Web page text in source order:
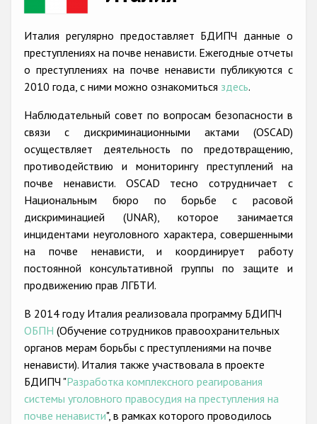
Anti-Roma hate crime
Anti-Semitic hate crime
Other hate crime based on religion or belief
Gender-based hate crime
Anti-LGBTI hate crime
Disability hate crime
Проекты БДИПЧ
Организации гражданского общества
Государства-участники
Италия регулярно предоставляет БДИПЧ данные о
преступлениях на почве ненависти. Ежегодные отчеты
о преступлениях на почве ненависти публикуются с
2010 года, с ними можно ознакомиться здесь.
Наблюдательный совет по вопросам безопасности в
связи с дискриминационными актами (OSCAD)
осуществляет деятельность по предотвращению,
противодействию и мониторингу преступлений на
почве ненависти. OSCAD тесно сотрудничает с
Национальным бюро по борьбе с расовой
дискриминацией (UNAR), которое занимается
инцидентами неуголовного характера, совершенными
на почве ненависти, и координирует работу
постоянной консультативной группы по защите и
продвижению прав ЛГБТИ.
В 2014 году Италия реализовала программу БДИПЧ
ОБПН (Обучение сотрудников правоохранительных
органов мерам борьбы с преступлениями на почве
ненависти). Италия также участвовала в проекте
БДИПЧ "Разработка комплексного реагирования
системы уголовного правосудия на преступления на
почве ненависти", в рамках которого проводилось